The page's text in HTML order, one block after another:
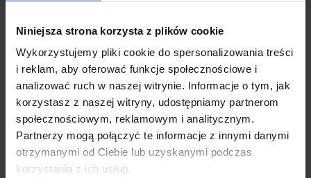
Niniejsza strona korzysta z plików cookie
Wykorzystujemy pliki cookie do spersonalizowania treści
i reklam, aby oferować funkcje społecznościowe i
analizować ruch w naszej witrynie. Informacje o tym, jak
korzystasz z naszej witryny, udostępniamy partnerom
społecznościowym, reklamowym i analitycznym.
Partnerzy mogą połączyć te informacje z innymi danymi
otrzymanymi od Ciebie lub uzyskanymi podczas
korzystania z ich usług.
Szpital Gdańsk Zaspa
LUX MED Szpital Gdańsk
Wojewódzki Zespół ds. orzekania o niepełnosprawności
i stopniu niepełnosprawności
Indywidualna Specjalistyczna Praktyka Lekarska
Magdalena de Laval